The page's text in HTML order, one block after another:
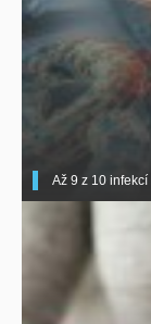
Až 9 z 10